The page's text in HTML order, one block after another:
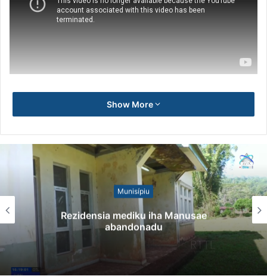
Show More
Munisípiu
Rezidensia mediku iha Manusae
abandonadu